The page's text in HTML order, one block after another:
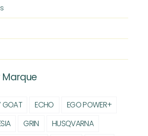
GOAT ECHO
EGO POWER+
GRIN
HUSQVARNA